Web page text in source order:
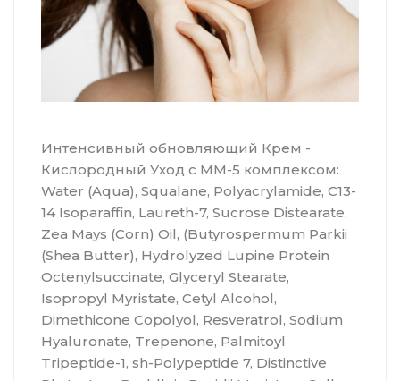
Интенсивный обновляющий Крем -
Кислородный Уход с ММ-5 комплексом:
Water (Aqua), Squalane, Polyacrylamide, C13-
14 Isoparaffin, Laureth-7, Sucrose Distearate,
Zea Mays (Corn) Oil, (Butyrospermum Parkii
(Shea Butter), Hydrolyzed Lupine Protein
Octenylsuccinate, Glyceryl Stearate,
Isopropyl Myristate, Cetyl Alcohol,
Dimethicone Copolyol, Resveratrol, Sodium
Hyaluronate, Trepenone, Palmitoyl
Tripeptide-1, sh-Polypeptide 7, Distinctive